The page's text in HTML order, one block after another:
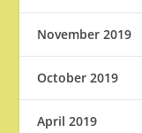
November 2019
October 2019
April 2019